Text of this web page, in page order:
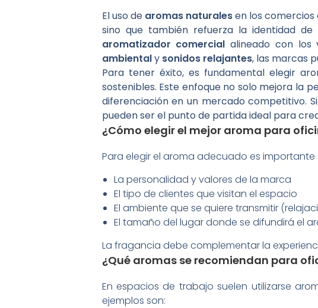
El uso de aromas naturalesen los comercios
sino que también refuerza la identidad
aromatizador comercial alineado con
ambientaly sonidos relajantes, las marcas
Para tener éxito, es fundamental elegir
sostenibles. Este enfoque no solo mejora la
diferenciación en un mercado competitivo.
pueden ser el punto de partida ideal para
¿Cómo elegir el mejor aroma para
Para elegir el aroma adecuado es importante
La personalidad y valores de la marca
El tipo de clientes que visitan el espacio
El ambiente que se quiere transmitir
El tamaño del lugar donde se difundirá el
La fragancia debe complementar la
¿Qué aromas se recomiendan para
En espacios de trabajo suelen utilizarse
ejemplos son: